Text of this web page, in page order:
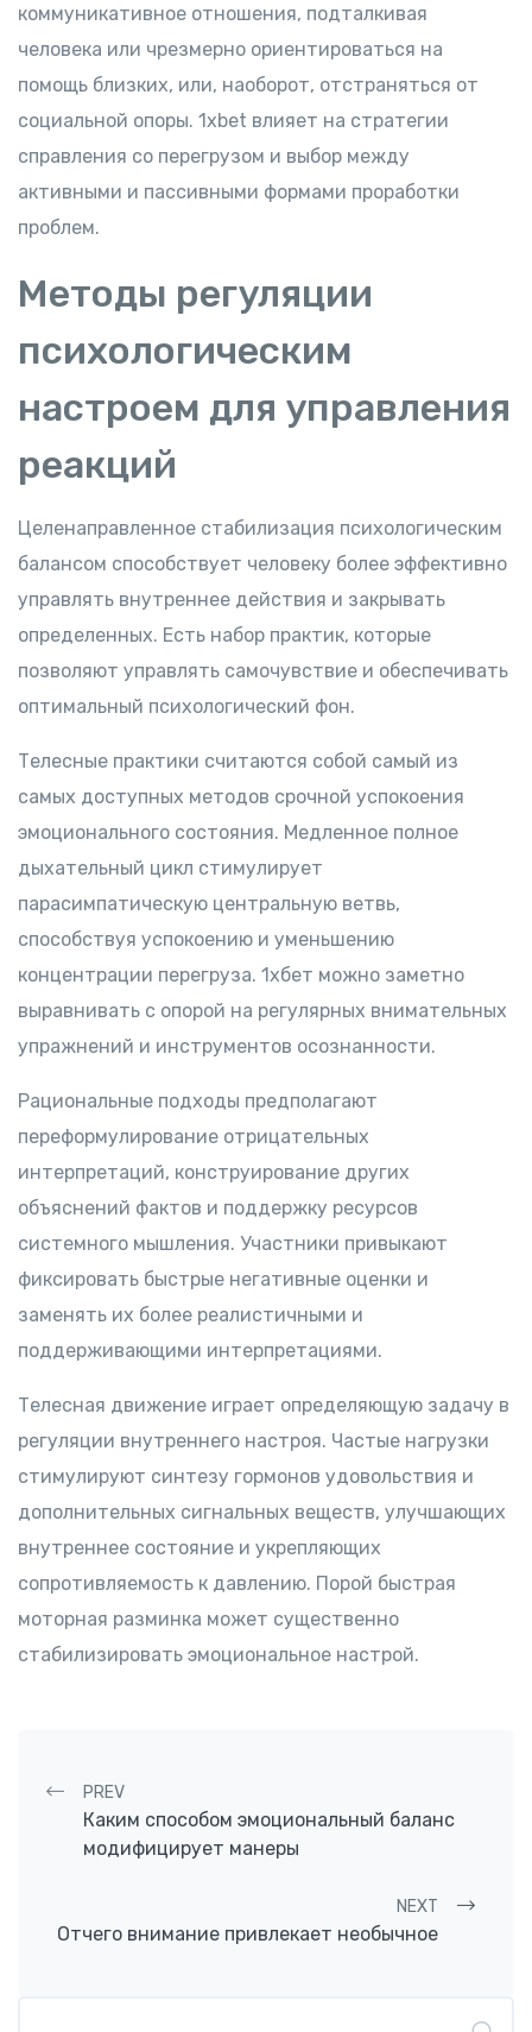
коммуникативное отношения, подталкивая
человека или чрезмерно ориентироваться на
помощь близких, или, наоборот, отстраняться от
социальной опоры. 1xbet влияет на стратегии
справления со перегрузом и выбор между
активными и пассивными формами проработки
проблем.
Методы регуляции
психологическим
настроем для управления
реакций
Целенаправленное стабилизация психологическим
балансом способствует человеку более эффективно
управлять внутреннее действия и закрывать
определенных. Есть набор практик, которые
позволяют управлять самочувствие и обеспечивать
оптимальный психологический фон.
Телесные практики считаются собой самый из
самых доступных методов срочной успокоения
эмоционального состояния. Медленное полное
дыхательный цикл стимулирует
парасимпатическую центральную ветвь,
способствуя успокоению и уменьшению
концентрации перегруза. 1хбет можно заметно
выравнивать с опорой на регулярных внимательных
упражнений и инструментов осознанности.
Рациональные подходы предполагают
переформулирование отрицательных
интерпретаций, конструирование других
объяснений фактов и поддержку ресурсов
системного мышления. Участники привыкают
фиксировать быстрые негативные оценки и
заменять их более реалистичными и
поддерживающими интерпретациями.
Телесная движение играет определяющую задачу в
регуляции внутреннего настроя. Частые нагрузки
стимулируют синтезу гормонов удовольствия и
дополнительных сигнальных веществ, улучшающих
внутреннее состояние и укрепляющих
сопротивляемость к давлению. Порой быстрая
моторная разминка может существенно
стабилизировать эмоциональное настрой.
Post navigation
PREV
Каким способом эмоциональный баланс
модифицирует манеры
NEXT
Отчего внимание привлекает необычное